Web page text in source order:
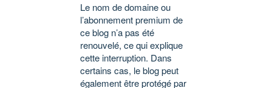
Le nom de domaine ou
l’abonnement premium de
ce blog n’a pas été
renouvelé, ce qui explique
cette interruption. Dans
certains cas, le blog peut
également être protégé par